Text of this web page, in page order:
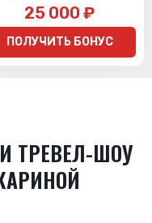
25 000 ₽
ПОЛУЧИТЬ БОНУС
ТРЕВЕЛ-ШОУ